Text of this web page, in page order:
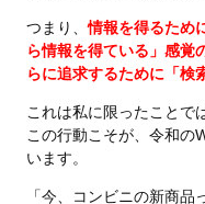
つまり、情報を得るため
ら情報を得ている」感覚
らに追求するために「検
これは私に限ったことで
この行動こそが、令和の
います。
「今、コンビニの新商品